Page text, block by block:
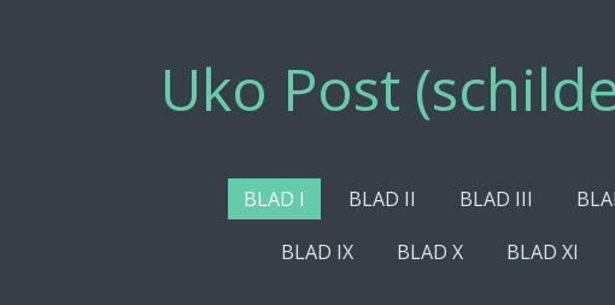
Uko Post
BLAD I BLAD II BLAD III
BLAD IX
BLAD X BLAD XI